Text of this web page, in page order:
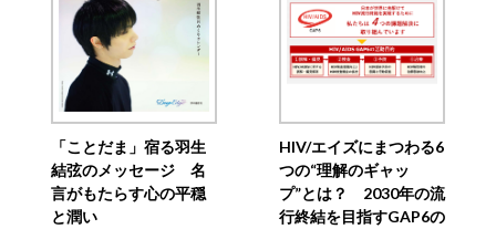
「ことだま」宿る羽生
結弦のメッセージ 名
言がもたらす心の平穏
と潤い
HIV/エイズにまつわる6
つの“理解のギャッ
プ”とは？ 2030年の流
行終結を目指すGAP6の